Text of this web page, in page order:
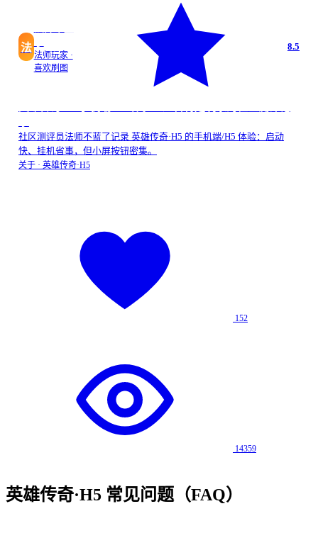
法了
法师玩家 ·
喜欢刷图
8.5
社区测评员法师不蓝了记录 英雄传奇·H5 的手机端/H5 体验：启动
快、挂机省事，但小屏按钮密集。
关于 · 英雄传奇·H5
152
14359
英雄传奇·H5 常见问题（FAQ）